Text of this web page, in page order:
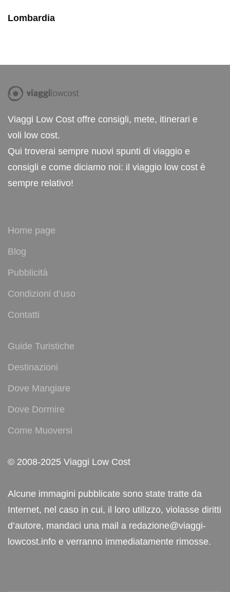
Lombardia
Viaggi Low Cost offre consigli, mete, itinerari e
voli low cost.
Qui troverai sempre nuovi spunti di viaggio e
consigli e come diciamo noi: il viaggio low cost è
sempre relativo!
Home page
Blog
Pubblicità
Condizioni d’uso
Contatti
Guide Turistiche
Destinazioni
Dove Mangiare
Dove Dormire
Come Muoversi
© 2008-2025 Viaggi Low Cost
Alcune immagini pubblicate sono state tratte da
Internet, nel caso in cui, il loro utilizzo, violasse diritti
d’autore, mandaci una mail a redazione@viaggi-
lowcost.info e verranno immediatamente rimosse.